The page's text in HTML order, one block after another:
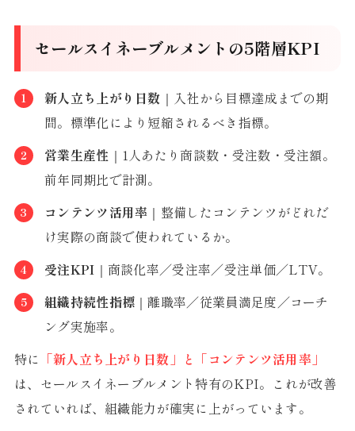
セールスイネーブルメントの5階層KPI
新人立ち上がり日数 ｜入社から目標達成までの期
間。標準化により短縮されるべき指標。
営業生産性 ｜1人あたり商談数・受注数・受注額。
前年同期比で計測。
コンテンツ活用率 ｜整備したコンテンツがどれだ
け実際の商談で使われているか。
受注KPI ｜商談化率／受注率／受注単価／LTV。
組織持続性指標 ｜離職率／従業員満足度／コーチ
ング実施率。
特に 「新人立ち上がり日数」と「コンテンツ活用率」
は、セールスイネーブルメント特有のKPI。これが改善
されていれば、組織能力が確実に上がっています。